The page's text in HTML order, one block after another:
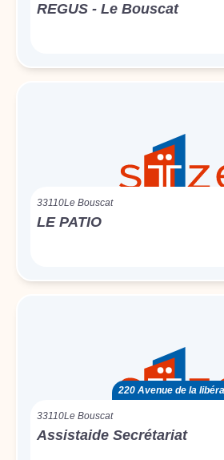
REGUS - Le Bouscat
33110Le Bouscat
LE PATIO
220 Avenue de la
33110Le Bouscat
Assistaide Secrétariat